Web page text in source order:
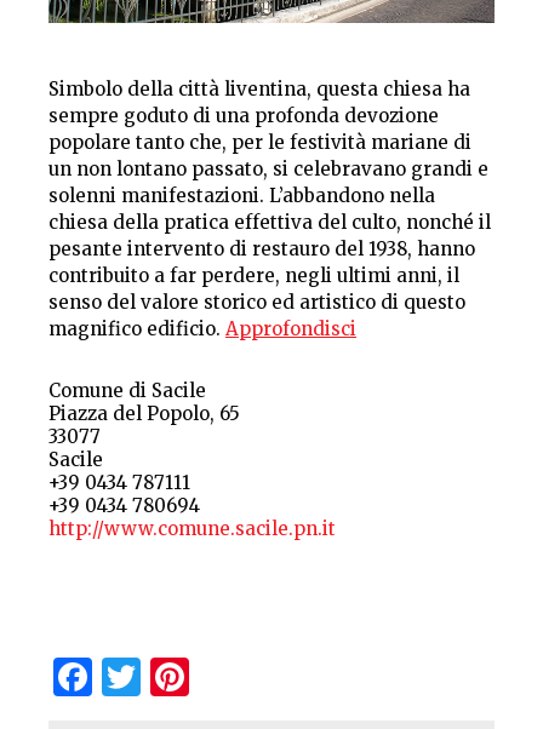
Simbolo della città liventina, questa chiesa ha
sempre goduto di una profonda devozione
popolare tanto che, per le festività mariane di
un non lontano passato, si celebravano grandi e
solenni manifestazioni. L’abbandono nella
chiesa della pratica effettiva del culto, nonché il
pesante intervento di restauro del 1938, hanno
contribuito a far perdere, negli ultimi anni, il
senso del valore storico ed artistico di questo
magnifico edificio. Approfondisci
Comune di Sacile
Piazza del Popolo, 65
33077
Sacile
+39 0434 787111
+39 0434 780694
http://www.comune.sacile.pn.it
Facebook
Twitter